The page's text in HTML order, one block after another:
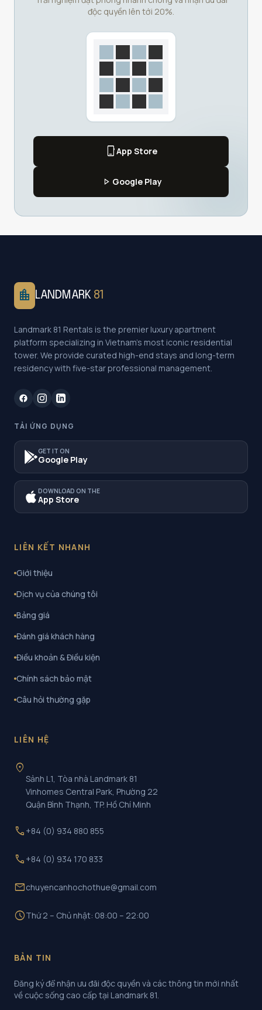
độc quyền lên tới 20%.
phone_iphoneApp Store
play_arrow Google Play
location_city LANDMARK 81
Landmark 81 Rentals is the premier luxury apartment
platform specializing in Vietnam's most iconic residential
tower. We provide curated high-end stays and long-term
residency with five-star professional management.
TẢI ỨNG DỤNG
GET IT ON
Google Play
DOWNLOAD ON THE
App Store
LIÊN KẾT NHANH
Giới thiệu
Dịch vụ của chúng tôi
Bảng giá
Đánh giá khách hàng
Điều khoản & Điều kiện
Chính sách bảo mật
Câu hỏi thường gặp
LIÊN HỆ
location_on
Sảnh L1, Tòa nhà Landmark 81
Vinhomes Central Park, Phường 22
Quận Bình Thạnh, TP. Hồ Chí Minh
call +84 (0) 934 880 855
call +84 (0) 934 170 833
mailchuyencanhochothue@gmail.com
scheduleThứ 2 – Chủ nhật: 08:00 – 22:00
BẢN TIN
Đăng ký để nhận ưu đãi độc quyền và các thông tin mới nhất
về cuộc sống cao cấp tại Landmark 81.